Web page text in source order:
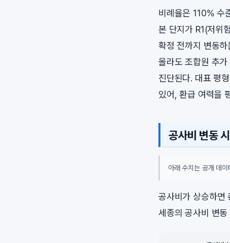
비례율은 110% 수
본 단지가 R1(저위
확정 전까지 변동
올라도 조합원 추
진단된다. 대표 평
있어, 환급 여력을
공사비 변동
아래 수치는 공개 데
공사비가 상승하면
세종의 공사비 변